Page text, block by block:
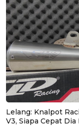
Lelang: Knalpot
V3, Siapa Cepat Dia